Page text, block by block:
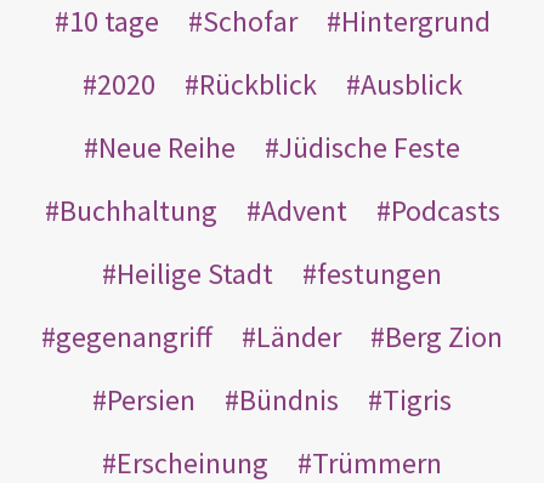
10 tage
Schofar
Hintergrund
2020
Rückblick
Ausblick
Neue Reihe
Jüdische Feste
Buchhaltung
Advent
Podcasts
Heilige Stadt
festungen
gegenangriff
Länder
Berg Zion
Persien
Bündnis
Tigris
Erscheinung
Trümmern